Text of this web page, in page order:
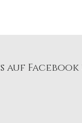
auf